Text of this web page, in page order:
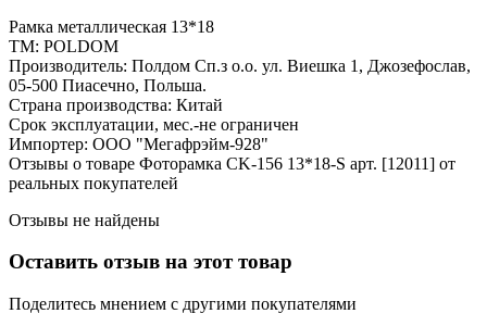
Рамка металлическая 13*18
ТМ: POLDOM
Производитель: Полдом Сп.з о.о. ул. Виешка 1, Джозефослав,
05-500 Пиасечно, Польша.
Страна производства: Китай
Срок эксплуатации, мес.-не ограничен
Импортер: ООО "Мегафрэйм-928"
Отзывы о товаре Фоторамка CK-156 13*18-S арт. [12011] от
реальных покупателей
Отзывы не найдены
Оставить отзыв на этот товар
Поделитесь мнением с другими покупателями